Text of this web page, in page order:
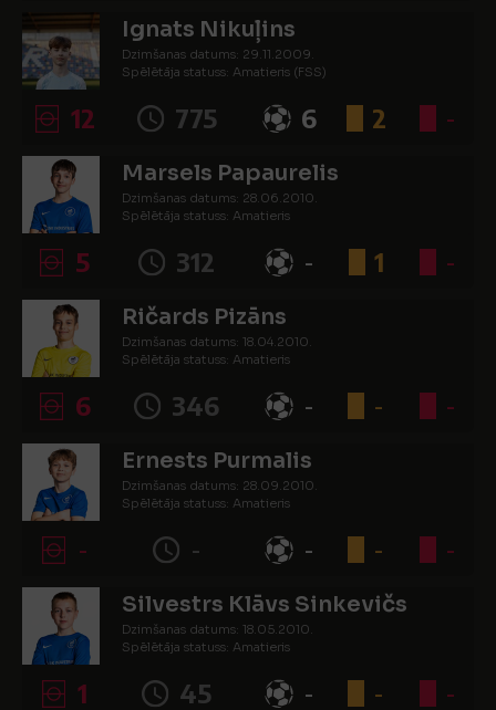
Ignats Nikuļins
Dzimšanas datums: 29.11.2009.
Spēlētāja statuss: Amatieris (FSS)
12 775 6 2 -
Marsels Papaurelis
Dzimšanas datums: 28.06.2010.
Spēlētāja statuss: Amatieris
5 312 - 1 -
Ričards Pizāns
Dzimšanas datums: 18.04.2010.
Spēlētāja statuss: Amatieris
6 346 - - -
Ernests Purmalis
Dzimšanas datums: 28.09.2010.
Spēlētāja statuss: Amatieris
- - - - -
Silvestrs Klāvs Sinkevičs
Dzimšanas datums: 18.05.2010.
Spēlētāja statuss: Amatieris
1 45 - - -